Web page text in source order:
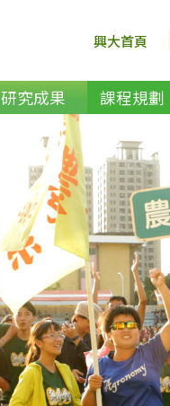
興大首頁
研究成果 課程規劃